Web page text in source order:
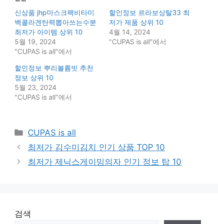
신상품 jhp마스크팩비타미
백콜라겐탄력뽑아쓰는수분
최저가 아이템 상위 10
5월 19, 2024
"CUPAS is all"에서
할인정보 르라보상탈33 최
저가 제품 상위 10
4월 14, 2024
"CUPAS is all"에서
할인정보 뿌리볼륨빗 추천
정보 상위 10
5월 23, 2024
"CUPAS is all"에서
Categories
CUPAS is all
최저가 김수미김치 인기 상품 TOP 10
최저가 제닉스게이밍의자 인기 정보 탑 10
검색